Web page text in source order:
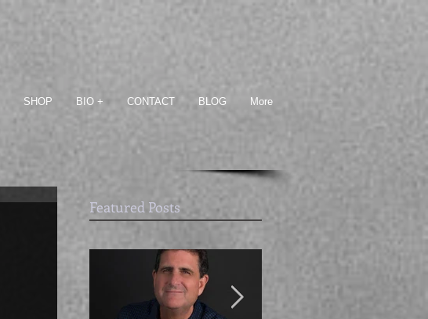
SHOP BIO + CONTACT BLOG More
Featured Posts